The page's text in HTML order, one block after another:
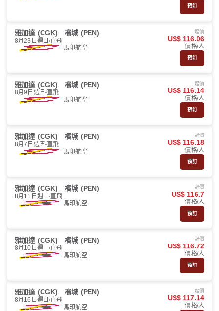
預訂
雅加達 (CGK) 檳城 (PEN)
8月23日週日 直飛
馬印航空
起價
US$ 116.06
價格/人
預訂
雅加達 (CGK) 檳城 (PEN)
8月9日週日 直飛
馬印航空
起價
US$ 116.14
價格/人
預訂
雅加達 (CGK) 檳城 (PEN)
8月7日週五 直飛
馬印航空
起價
US$ 116.18
價格/人
預訂
雅加達 (CGK) 檳城 (PEN)
8月11日週二 直飛
馬印航空
起價
US$ 116.7
價格/人
預訂
雅加達 (CGK) 檳城 (PEN)
8月10日週一 直飛
馬印航空
起價
US$ 116.72
價格/人
預訂
雅加達 (CGK) 檳城 (PEN)
8月16日週日 直飛
馬印航空
起價
US$ 117.14
價格/人